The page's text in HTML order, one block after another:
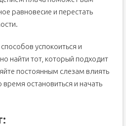
равновесие и перестать
успокоиться и
найти тот, который подходит
постоянным слезам влиять
остановиться и начать